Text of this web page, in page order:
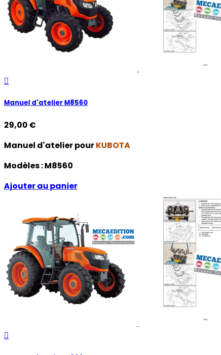

Manuel d'atelier M8560
29,00 €
Manuel d'atelier pourKUBOTA
Modèles :M8560
Ajouter au panier
